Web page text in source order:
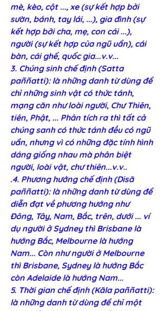
mè, kèo, cột ..., xe (sự kết hợp bởi
sườn, bánh, tay lái, ...), gia đình (sự
kết hợp bởi cha, mẹ, con cái ...),
người (sự kết hợp của ngũ uẩn), cái
bàn, cái ghế, quốc gia...v.v...
3. Chúng sinh chế định (Satta
paññatti): là những danh từ dùng để
chỉ những sinh vật có thức tánh,
mạng căn như loài người, Chư Thiên,
tiên, Phật, ... Phân tích ra thì tất cả
chúng sanh có thức tánh đều có ngũ
uẩn, nhưng vì có những đặc tính hình
dáng giống nhau mà phân biệt
người, loài vật, chư thiên...v.v..
.4. Phương hướng chế định (Disā
paññatti): là những danh từ dùng để
diễn đạt về phương hướng như
Ðông, Tây, Nam, Bắc, trên, dưới ... ví
dụ người ở Sydney thì Brisbane là
hướng Bắc, Melbourne là hướng
Nam... Còn như người ở Melbourne
thì Brisbane, Sydney là hướng Bắc
còn Adelaide là hướng Nam...
5. Thời gian chế định (Kāla paññatti):
là những danh từ dùng để chỉ một